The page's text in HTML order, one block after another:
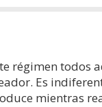
régimen todos
Es
mientras